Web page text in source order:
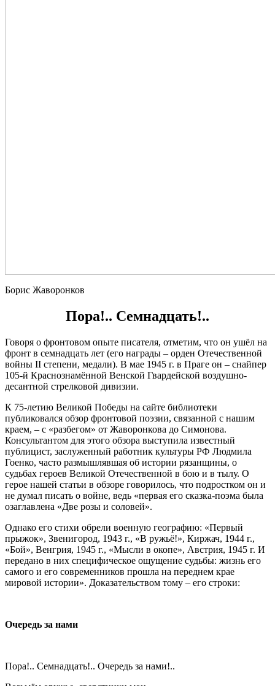
Борис Жаворонков
Пора!.. Семнадцать!..
Говоря о фронтовом опыте писателя, отметим, что он ушёл на
фронт в семнадцать лет (его награды – орден Отечественной
войны II степени, медали). В мае 1945 г. в Праге он – снайпер
105-й Краснознамённой Венской Гвардейской воздушно-
десантной стрелковой дивизии.
К 75-летию Великой Победы на сайте библиотеки
публиковался обзор фронтовой поэзии, связанной с нашим
краем, – с «разбегом» от Жаворонкова до Симонова.
Консультантом для этого обзора выступила известный
публицист, заслуженный работник культуры РФ Людмила
Гоенко, часто размышлявшая об истории рязанщины, о
судьбах героев Великой Отечественной в бою и в тылу. О
герое нашей статьи в обзоре говорилось, что подростком он и
не думал писать о войне, ведь «первая его сказка-поэма была
озаглавлена «Две розы и соловей».
Однако его стихи обрели военную географию: «Первый
прыжок», Звенигород, 1943 г., «В ружьё!», Киржач, 1944 г.,
«Бой», Венгрия, 1945 г., «Мысли в окопе», Австрия, 1945 г. И
передано в них специфическое ощущение судьбы: жизнь его
самого и его современников прошла на переднем крае
мировой истории». Доказательством тому – его строки:
Очередь за нами
Пора!.. Семнадцать!.. Очередь за нами!..